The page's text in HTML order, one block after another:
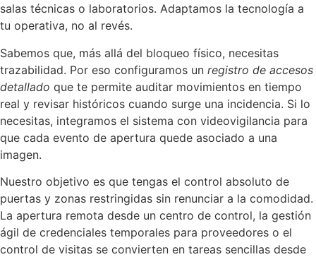
salas técnicas o laboratorios. Adaptamos la tecnología a
tu operativa, no al revés.
Sabemos que, más allá del bloqueo físico, necesitas
trazabilidad. Por eso configuramos un registro de accesos
detallado que te permite auditar movimientos en tiempo
real y revisar históricos cuando surge una incidencia. Si lo
necesitas, integramos el sistema con videovigilancia para
que cada evento de apertura quede asociado a una
imagen.
Nuestro objetivo es que tengas el control absoluto de
puertas y zonas restringidas sin renunciar a la comodidad.
La apertura remota desde un centro de control, la gestión
ágil de credenciales temporales para proveedores o el
control de visitas se convierten en tareas sencillas desde